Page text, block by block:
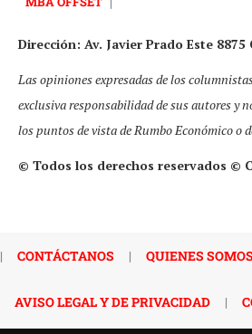
Dirección: Av. Javier Prado Este 8875
Las opiniones expresadas de los
exclusiva responsabilidad de sus autores y
los puntos de vista de Rumbo Económico o
© Todos los derechos reservados ©
| CONTÁCTANOS | QUIENES SOMOS
AVISO LEGAL Y DE PRIVACIDAD |